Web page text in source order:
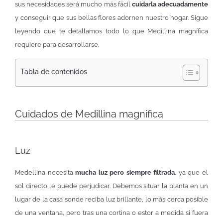
sus necesidades será mucho más fácil cuidarla adecuadamente
y conseguir que sus bellas flores adornen nuestro hogar. Sigue
leyendo que te detallamos todo lo que Medillina magnífica
requiere para desarrollarse.
Tabla de contenidos
Cuidados de Medillina magnifica
Luz
Medellina necesitamucha luz pero siempre filtrada , ya que el
sol directo le puede perjudicar. Debemos situar la planta en un
lugar de la casa sonde reciba luz brillante, lo más cerca posible
de una ventana, pero tras una cortina o estor a medida si fuera